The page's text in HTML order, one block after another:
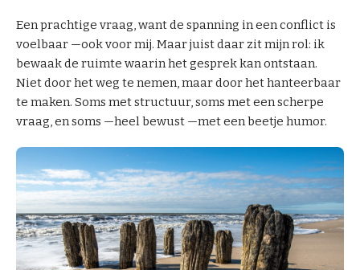
Een prachtige vraag, want de spanning in een conflict is
voelbaar —ook voor mij. Maar juist daar zit mijn rol: ik
bewaak de ruimte waarin het gesprek kan ontstaan.
Niet door het weg te nemen, maar door het hanteerbaar
te maken. Soms met structuur, soms met een scherpe
vraag, en soms —heel bewust —met een beetje humor.